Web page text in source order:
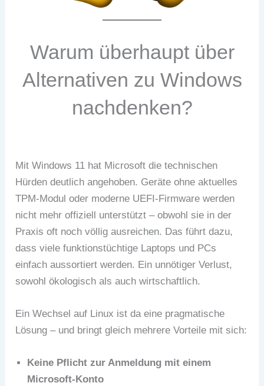
Warum überhaupt über
Alternativen zu Windows
nachdenken?
Mit Windows 11 hat Microsoft die technischen
Hürden deutlich angehoben. Geräte ohne aktuelles
TPM-Modul oder moderne UEFI-Firmware werden
nicht mehr offiziell unterstützt – obwohl sie in der
Praxis oft noch völlig ausreichen. Das führt dazu,
dass viele funktionstüchtige Laptops und PCs
einfach aussortiert werden. Ein unnötiger Verlust,
sowohl ökologisch als auch wirtschaftlich.
Ein Wechsel auf Linux ist da eine pragmatische
Lösung – und bringt gleich mehrere Vorteile mit sich:
Keine Pflicht zur Anmeldung mit einem
Microsoft-Konto